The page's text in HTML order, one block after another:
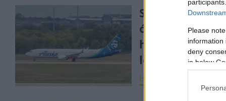
Please
information
deny
in below
Szárnyaszegett
óriás lett a
hatalmas
leépítésbe
HÍREK